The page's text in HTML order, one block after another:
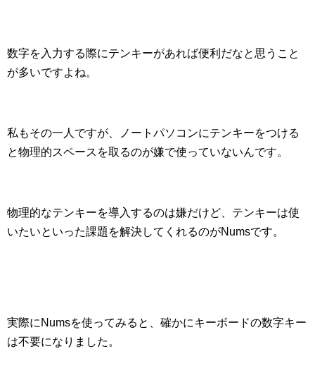
数字を入力する際にテンキーがあれば便利だなと思うこと
が多いですよね。
私もその一人ですが、ノートパソコンにテンキーをつける
と物理的スペースを取るのが嫌で使っていないんです。
物理的なテンキーを導入するのは嫌だけど、テンキーは使
いたいといった課題を解決してくれるのがNumsです。
実際にNumsを使ってみると、確かにキーボードの数字キー
は不要になりました。